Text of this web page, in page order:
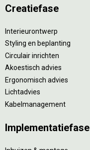
Creatiefase
Interieurontwerp
Styling en beplanting
Circulair inrichten
Akoestisch advies
Ergonomisch advies
Lichtadvies
Kabelmanagement
Implementatiefase